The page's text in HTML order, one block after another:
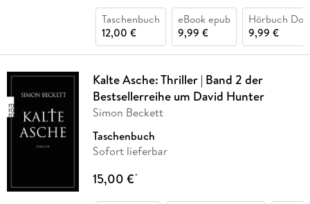
Taschenbuch
12,00 €
eBook epub
9,99 €
Hörbuch
9,99 €
Kalte Asche: Thriller | Band 2 der
Bestsellerreihe um David Hunter
Simon Beckett
Taschenbuch
Sofort lieferbar
15,00 €*